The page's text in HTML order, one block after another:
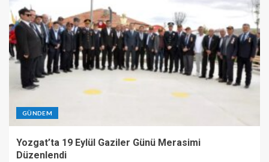
GÜNDEM
Yozgat’ta 19 Eylül Gaziler Günü Merasimi
Düzenlendi